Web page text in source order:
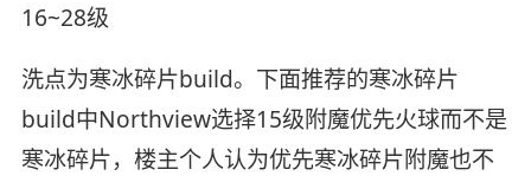
16~28级
洗点为寒冰碎片build。下面推荐的寒冰碎片
build中Northview选择15级附魔优先火球而不是
寒冰碎片，楼主个人认为优先寒冰碎片附魔也不